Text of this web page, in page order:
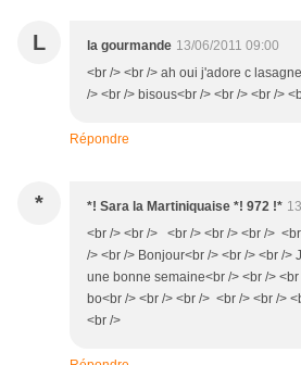
L la gourmande 13/06/2011 09:00
<br /> <br /> ah oui j'adore c
/> <br /> bisous<br /> <br /> <br />
Répondre
* *! Sara la Martiniquaise *! 972 !*
<br /> <br /> <br /> <br /> <br />
/> <br /> Bonjour<br /> <br /> <br />
une bonne semaine<br /> <br />
bo<br /> <br /> <br /> <br /> <br />
<br />